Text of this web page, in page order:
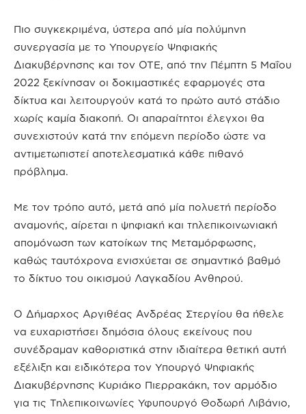
Πιο συγκεκριμένα, ύστερα από μία πολύμηνη
συνεργασία με το Υπουργείο Ψηφιακής
Διακυβέρνησης και τον ΟΤΕ, από την Πέμπτη 5 Μαΐου
2022 ξεκίνησαν οι δοκιμαστικές εφαρμογές στα
δίκτυα και λειτουργούν κατά το πρώτο αυτό στάδιο
χωρίς καμία διακοπή. Οι απαραίτητοι έλεγχοι θα
συνεχιστούν κατά την επόμενη περίοδο ώστε να
αντιμετωπιστεί αποτελεσματικά κάθε πιθανό
πρόβλημα.
Με τον τρόπο αυτό, μετά από μία πολυετή περίοδο
αναμονής, αίρεται η ψηφιακή και τηλεπικοινωνιακή
απομόνωση των κατοίκων της Μεταμόρφωσης,
καθώς ταυτόχρονα ενισχύεται σε σημαντικό βαθμό
το δίκτυο του οικισμού Λαγκαδίου Ανθηρού.
Ο Δήμαρχος Αργιθέας Ανδρέας Στεργίου θα ήθελε
να ευχαριστήσει δημόσια όλους εκείνους που
συνέδραμαν καθοριστικά στην ιδιαίτερα θετική αυτή
εξέλιξη και ειδικότερα τον Υπουργό Ψηφιακής
Διακυβέρνησης Κυριάκο Πιερρακάκη, τον αρμόδιο
για τις Τηλεπικοινωνίες Υφυπουργό Θοδωρή Λιβάνιο,